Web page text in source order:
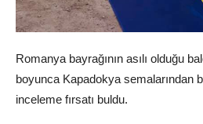
Romanya bayrağının asılı olduğu
boyunca Kapadokya semalarından
inceleme fırsatı buldu.